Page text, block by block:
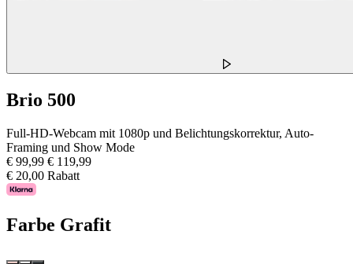
Brio 500
Full-HD-Webcam mit 1080p und Belichtungskorrektur, Auto-
Framing und Show Mode
€ 99,99 € 119,99
€ 20,00 Rabatt
Farbe Grafit